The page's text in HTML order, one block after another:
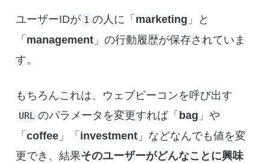
ユーザーIDが 1 の人に「 marketing 」と
「 management 」の行動履歴が保存されていま
す。
もちろんこれは、ウェブビーコンを呼び出す
URL のパラメータを変更すれば「 bag 」や
「coffee 」「 investment 」などなんでも値を変
更でき、結果そのユーザーがどんなことに興味